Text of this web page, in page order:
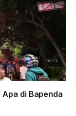
di Bapenda